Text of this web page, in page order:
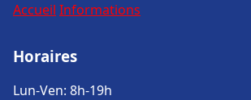
Accueil Informations
Horaires
Lun-Ven: 8h-19h